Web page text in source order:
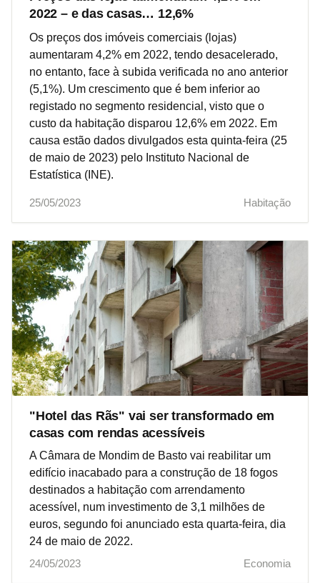
2022 – e das casas… 12,6%
Os preços dos imóveis comerciais (lojas)
aumentaram 4,2% em 2022, tendo desacelerado,
no entanto, face à subida verificada no ano anterior
(5,1%). Um crescimento que é bem inferior ao
registado no segmento residencial, visto que o
custo da habitação disparou 12,6% em 2022. Em
causa estão dados divulgados esta quinta-feira (25
de maio de 2023) pelo Instituto Nacional de
Estatística (INE).
25/05/2023 Habitação
"Hotel das Rãs" vai ser transformado em
casas com rendas acessíveis
A Câmara de Mondim de Basto vai reabilitar um
edifício inacabado para a construção de 18 fogos
destinados a habitação com arrendamento
acessível, num investimento de 3,1 milhões de
euros, segundo foi anunciado esta quarta-feira, dia
24 de maio de 2022.
24/05/2023
Economia